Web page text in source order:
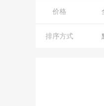
价格
排序方式